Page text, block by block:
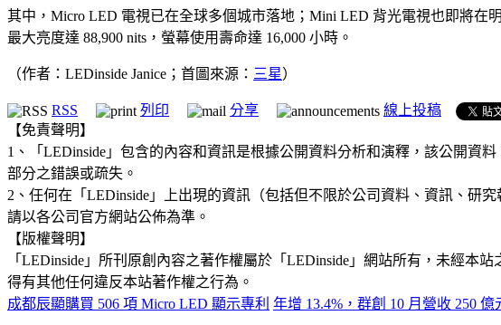
其中，Micro LED 電視已在全球多個城市落地；Mini LED 背光電視也即將在
最大亮度達 88,900 nits，螢幕使用壽命達 16,000 小時。
（作者：LEDinside Janice；首圖來源： 三星）
RSS 列印 分享
線上投稿
【免責聲明】
1、「LEDinside」包含的內容和資訊是根據公開資料分析和演釋，該公開資
部分之錯誤或疏失。
2、任何在「LEDinside」上出現的資訊（包括但不限於公司資料、資訊、研
請以各公司官方網站公佈為準。
【版權聲明】
「LEDinside」所刊原創內容之著作權屬於「LEDinside」網站所有，未經
得有其他任何違反本站著作權之行為。
成都辰顯購買 506 項 Micro LED 顯示專利 年增 13.4%，群創 10 月營收 250 億